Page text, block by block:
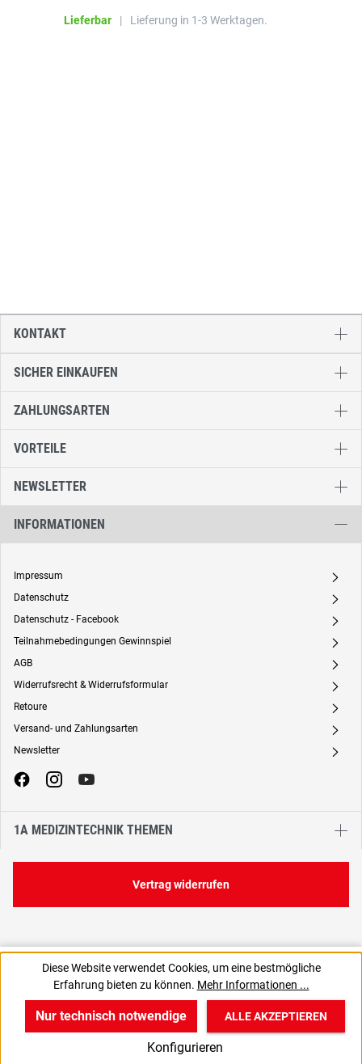
15,48 €
15,48 € / 1 Stück
Lieferbar | Lieferung in 1-3 Werktagen.
SICHER EINKAUFEN
ZAHLUNGSARTEN
VORTEILE
NEWSLETTER
INFORMATIONEN
Impressum A
Datenschutz A
Datenschutz - Facebook A
Teilnahmebedingungen Gewinnspiel A
AGB A
Widerrufsrecht & Widerrufsformular A
Retoure A
Versand- und Zahlungsarten A
Newsletter A
1A MEDIZINTECHNIK THEMEN
KONTAKT
Vertrag widerrufen
Diese Website verwendet Cookies, um eine bestmögliche
Erfahrung bieten zu können. Mehr Informationen ...
Nur technisch notwendige
Konfigurieren
ALLE AKZEPTIEREN
v
Produkte
B